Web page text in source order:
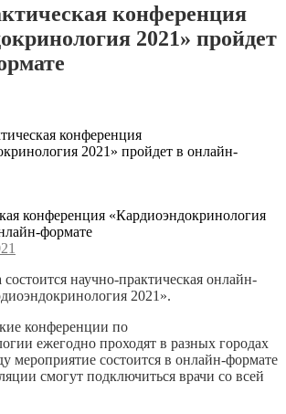
конференция
2021» пройдет
конференция
2021» пройдет в онлайн-
конференция «Кардиоэндокринология
формате
состоится научно-практическая онлайн-
2021».
конференции по
ежегодно проходят в разных городах
мероприятие состоится в онлайн-формате
смогут подключиться врачи со всей